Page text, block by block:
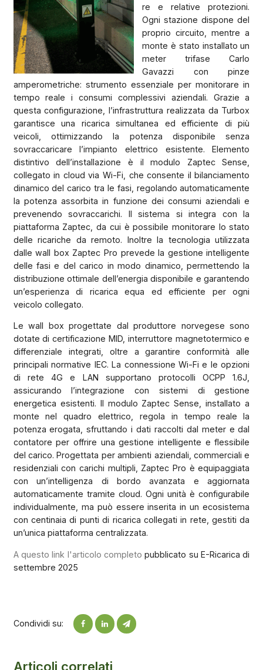
re e relative protezioni.
Ogni stazione dispone del
proprio circuito, mentre a
monte è stato installato un
meter trifase Carlo
Gavazzi con pinze
amperometriche: strumento essenziale per monitorare in
tempo reale i consumi complessivi aziendali. Grazie a
questa configurazione, l’infrastruttura realizzata da Turbox
garantisce una ricarica simultanea ed efficiente di più
veicoli, ottimizzando la potenza disponibile senza
sovraccaricare l’impianto elettrico esistente. Elemento
distintivo dell’installazione è il modulo Zaptec Sense,
collegato in cloud via Wi-Fi, che consente il bilanciamento
dinamico del carico tra le fasi, regolando automaticamente
la potenza assorbita in funzione dei consumi aziendali e
prevenendo sovraccarichi. Il sistema si integra con la
piattaforma Zaptec, da cui è possibile monitorare lo stato
delle ricariche da remoto. Inoltre la tecnologia utilizzata
dalle wall box Zaptec Pro prevede la gestione intelligente
delle fasi e del carico in modo dinamico, permettendo la
distribuzione ottimale dell’energia disponibile e garantendo
un’esperienza di ricarica equa ed efficiente per ogni
veicolo collegato.
Le wall box progettate dal produttore norvegese sono
dotate di certificazione MID, interruttore magnetotermico e
differenziale integrati, oltre a garantire conformità alle
principali normative IEC. La connessione Wi-Fi e le opzioni
di rete 4G e LAN supportano protocolli OCPP 1.6J,
assicurando l’integrazione con sistemi di gestione
energetica esistenti. Il modulo Zaptec Sense, installato a
monte nel quadro elettrico, regola in tempo reale la
potenza erogata, sfruttando i dati raccolti dal meter e dal
contatore per offrire una gestione intelligente e flessibile
del carico. Progettata per ambienti aziendali, commerciali e
residenziali con carichi multipli, Zaptec Pro è equipaggiata
con un’intelligenza di bordo avanzata e aggiornata
automaticamente tramite cloud. Ogni unità è configurabile
individualmente, ma può essere inserita in un ecosistema
con centinaia di punti di ricarica collegati in rete, gestiti da
un’unica piattaforma centralizzata.
A questo link l'articolo completo pubblicato su E-Ricarica di
settembre 2025
Condividi su:
Articoli correlati